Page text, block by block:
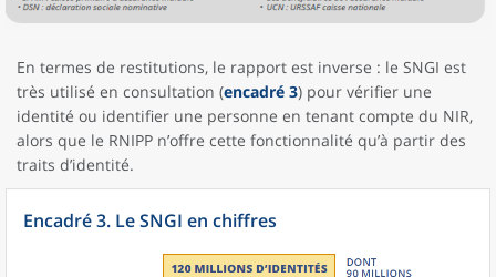
En termes de restitutions, le rapport est inverse : le SNGI est
très utilisé en consultation (encadré 3) pour vérifier une
identité ou identifier une personne en tenant compte du NIR,
alors que le RNIPP n’offre cette fonctionnalité qu’à partir des
traits d’identité.
Encadré 3. Le SNGI en chiffres